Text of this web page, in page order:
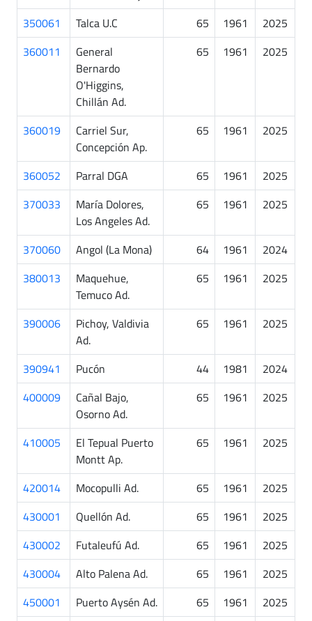
350061
Talca U.C 65 1961
2025
360011
General
Bernardo
O'Higgins,
Chillán Ad.
65 1961 2025
360019
Carriel Sur,
Concepción Ap.
65 1961 2025
360052 Parral DGA 65 1961
2025
370033
María Dolores,
Los Angeles Ad.
65 1961 2025
370060 Angol (La Mona) 64 1961
2024
380013
Maquehue,
Temuco Ad.
65 1961 2025
390006
Pichoy, Valdivia
Ad.
65 1961 2025
390941 Pucón 44 1981
2024
400009
Cañal Bajo,
Osorno Ad.
65 1961 2025
410005
El Tepual Puerto
Montt Ap.
65 1961 2025
420014 Mocopulli Ad. 65 1961
2025
430001
Quellón Ad. 65 1961
2025
430002
Futaleufú Ad. 65 1961
2025
430004
Alto Palena Ad. 65 1961
2025
450001
Puerto Aysén Ad. 65 1961
2025